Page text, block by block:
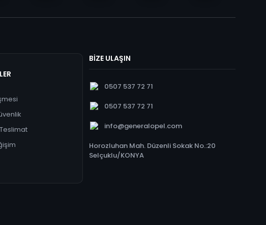
BİZE ULAŞIN
0507 537 72 71
0507 537 72 71
info@generalopel.com
Horozluhan Mah. Düzenli Sokak No.:20
Selçuklu/KONYA